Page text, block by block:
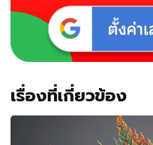
เรื่องที่เกี่ยวข้อง